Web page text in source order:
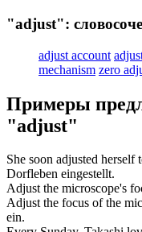
"adjust":
adjust account
mechanism zero
Примеры
"adjust"
She soon adjusted herself
Dorfleben eingestellt.
Adjustthe microscope's
Adjustthe focus of the
ein.